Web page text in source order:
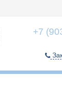
+7